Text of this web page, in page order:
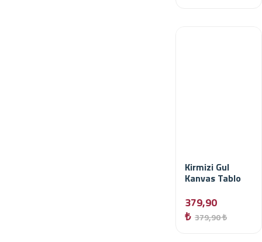
Kirmizi Gul
Kanvas Tablo
379,90
₺ 379,90 ₺